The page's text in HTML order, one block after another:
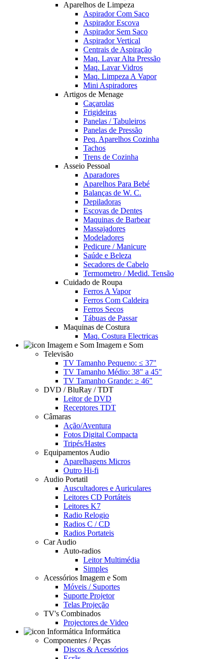
Aparelhos de Limpeza
Aspirador Com Saco
Aspirador Escova
Aspirador Sem Saco
Aspirador Vertical
Centrais de Aspiração
Maq. Lavar Alta Pressão
Maq. Lavar Vidros
Maq. Limpeza A Vapor
Mini Aspiradores
Artigos de Menage
Caçarolas
Frigideiras
Panelas / Tabuleiros
Panelas de Pressão
Peq. Aparelhos Cozinha
Tachos
Trens de Cozinha
Asseio Pessoal
Aparadores
Aparelhos Para Bebé
Balanças de W. C.
Depiladoras
Escovas de Dentes
Maquinas de Barbear
Massajadores
Modeladores
Pedicure / Manicure
Saúde e Beleza
Secadores de Cabelo
Termometro / Medid. Tensão
Cuidado de Roupa
Ferros A Vapor
Ferros Com Caldeira
Ferros Secos
Tábuas de Passar
Maquinas de Costura
Maq. Costura Electricas
Imagem e Som
Televisão
TV Tamanho Pequeno: ≤ 37"
TV Tamanho Médio: 38" a 45"
TV Tamanho Grande: ≥ 46"
DVD / BluRay / TDT
Leitor de DVD
Receptores TDT
Câmaras
Ação/Aventura
Fotos Digital Compacta
Tripés/Hastes
Equipamentos Audio
Aparelhagens Micros
Outro Hi-fi
Audio Portatil
Auscultadores e Auriculares
Leitores CD Portáteis
Leitores K7
Radio Relogio
Radios C / CD
Radios Portateis
Car Audio
Auto-radios
Leitor Multimédia
Simples
Acessórios Imagem e Som
Móveis / Suportes
Suporte Projetor
Telas Projeção
TV's Combinados
Projectores de Video
Informática
Componentes / Peças
Discos & Acessórios